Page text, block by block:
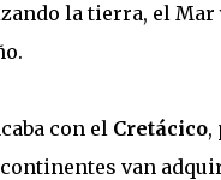
la tierra, el Mar
con el Cretácico,
van